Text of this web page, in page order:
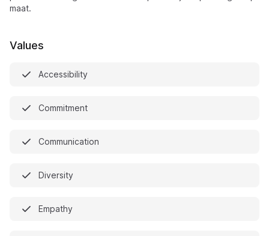
maat.
Values
Accessibility
Commitment
Communication
Diversity
Empathy